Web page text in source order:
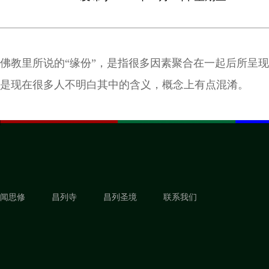
佛教里所说的“缘份”，是指很多因素聚合在一起后所呈
是现在很多人不明白其中的含义，概念上有点混淆。
闻思修 昌列寺 昌列圣境 联系我们